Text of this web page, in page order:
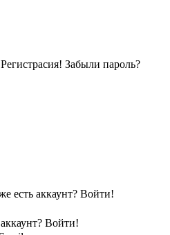
Регистраcия! Забыли пароль?
есть аккаунт? Войти!
Войти!